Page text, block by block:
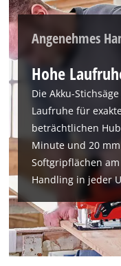
Wir
This
to
Angenehmes
Hohe
Die Akku-
Laufruhe für
beträchtlichen
Minute und 20
Softgripflächen
Handling in jeder